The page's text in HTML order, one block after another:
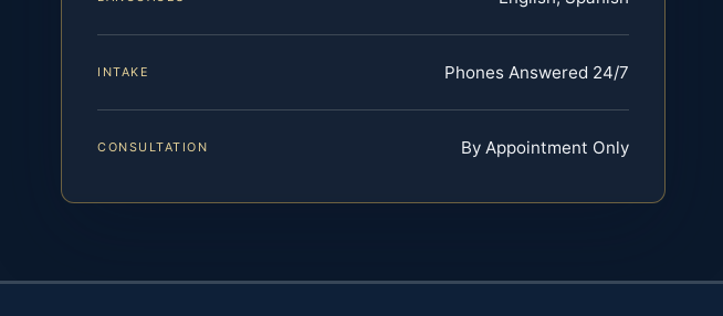
INTAKE Phones Answered 24/7
CONSULTATION By Appointment Only